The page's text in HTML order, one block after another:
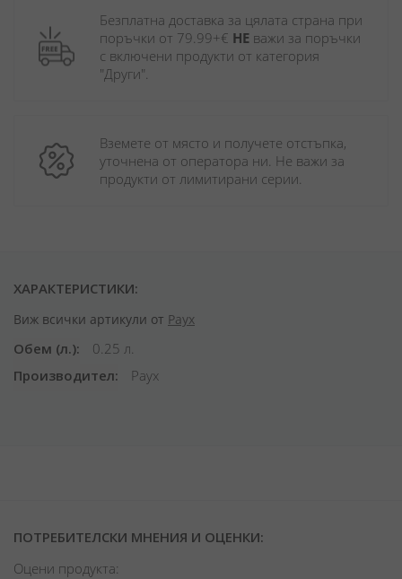
Безплатна доставка за цялата страна при
поръчки от 79.99+€ НЕ важи за поръчки
с включени продукти от категория
"Други".
Вземете от място и получете отстъпка,
уточнена от оператора ни. Не важи за
продукти от лимитирани серии.
ХАРАКТЕРИСТИКИ:
Виж всички артикули от Раух
Обем (л.)
0.25 л.
Производител
Раух
ПОТРЕБИТЕЛСКИ МНЕНИЯ И ОЦЕНКИ:
Оцени продукта: